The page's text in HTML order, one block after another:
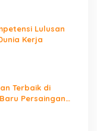
Lulusan
Kerja
Terbaik di
Persaingan